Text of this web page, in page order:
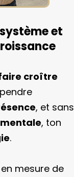
et
croître
, et sans
, ton
.
mesure de